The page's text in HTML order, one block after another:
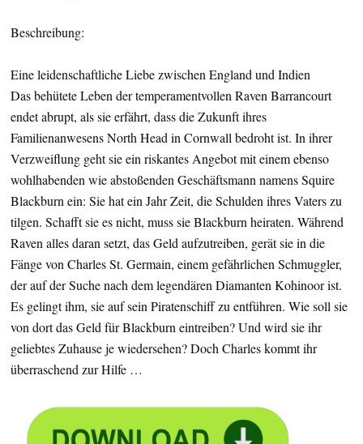
Beschreibung:
Eine leidenschaftliche Liebe zwischen England und Indien
Das behütete Leben der temperamentvollen Raven Barrancourt
endet abrupt, als sie erfährt, dass die Zukunft ihres
Familienanwesens North Head in Cornwall bedroht ist. In ihrer
Verzweiflung geht sie ein riskantes Angebot mit einem ebenso
wohlhabenden wie abstoßenden Geschäftsmann namens Squire
Blackburn ein: Sie hat ein Jahr Zeit, die Schulden ihres Vaters zu
tilgen. Schafft sie es nicht, muss sie Blackburn heiraten. Während
Raven alles daran setzt, das Geld aufzutreiben, gerät sie in die
Fänge von Charles St. Germain, einem gefährlichen Schmuggler,
der auf der Suche nach dem legendären Diamanten Kohinoor ist.
Es gelingt ihm, sie auf sein Piratenschiff zu entführen. Wie soll sie
von dort das Geld für Blackburn eintreiben? Und wird sie ihr
geliebtes Zuhause je wiedersehen? Doch Charles kommt ihr
überraschend zur Hilfe …